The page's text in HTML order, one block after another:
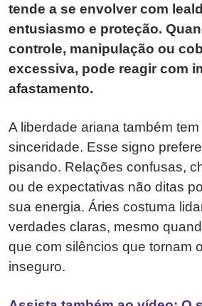
tende a se envolver com
entusiasmo e proteção.
controle, manipulação ou
excessiva, pode reagir com
afastamento.
A liberdade ariana também
sinceridade. Esse signo
pisando. Relações confusas,
ou de expectativas não ditas
sua energia. Áries costuma
verdades claras, mesmo
que com silêncios que tornam
inseguro.